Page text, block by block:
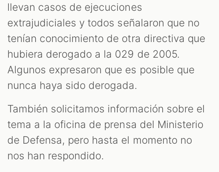
llevan casos de ejecuciones
extrajudiciales y todos señalaron que no
tenían conocimiento de otra directiva que
hubiera derogado a la 029 de 2005.
Algunos expresaron que es posible que
nunca haya sido derogada.
También solicitamos información sobre el
tema a la oficina de prensa del Ministerio
de Defensa, pero hasta el momento no
nos han respondido.